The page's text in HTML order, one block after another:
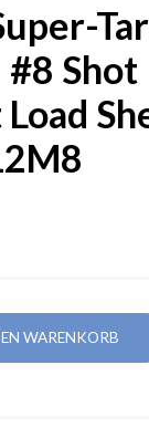
Shot
WARENKORB